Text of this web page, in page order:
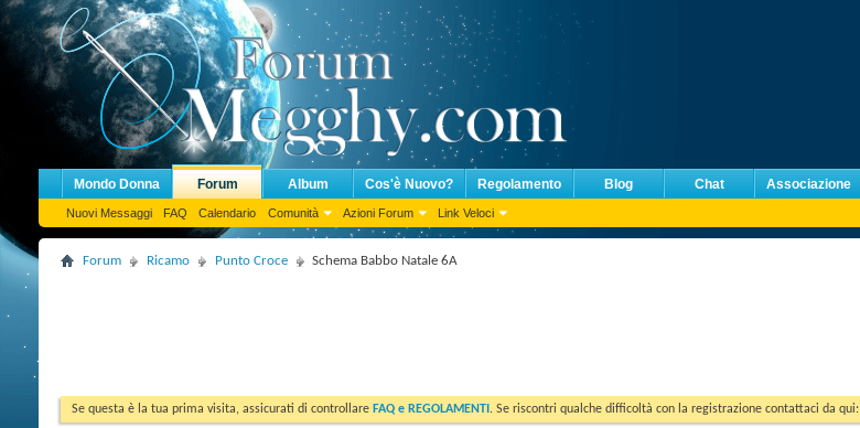
Mondo Donna Forum
Nuovi Messaggi FAQ Calendario Comunità Azioni Forum Link Veloci
Album Cos'è Nuovo? Regolamento Blog Chat Associazione
Forum Ricamo Punto Croce Schema Babbo Natale 6A
Se questa è la tua prima visita, assicurati di controllare FAQ e REGOLAMENTI . Se riscontri qualche difficoltà con la registrazione contattaci da qui: